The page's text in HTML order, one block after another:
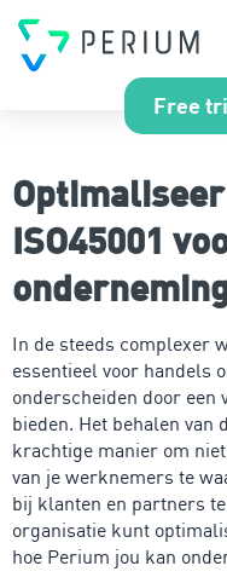
Free
ISO45001
In de steeds complexer
essentieel voor handels
onderscheiden door een
bieden. Het behalen van
krachtige manier om
van je werknemers te
bij klanten en partners
organisatie kunt
hoe Perium jou kan